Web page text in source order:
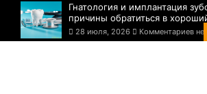
Гнатология и имплантация
причины обратиться в
28 июля, 2026 Комментариев нет